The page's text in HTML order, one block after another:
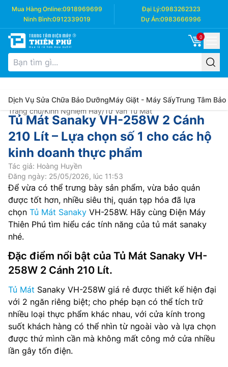
Mua Hàng Online:0918969699 Đại Lý:0983262323
Ninh Bình:0912339019 Dự Án:0983666996
0
Dịch Vụ Sửa Chữa Bảo DưỡngMáy Giặt - Máy SấyTrung Tâm Bảo
Trang chủ/Kinh Nghiệm Hay/Tư Vấn Tủ Mát
Tủ Mát Sanaky VH-258W 2 Cánh
210 Lít – Lựa chọn số 1 cho các hộ
kinh doanh thực phẩm
Tác giả: Hoàng Huyền
Đăng ngày: 25/05/2026, lúc 11:53
Để vừa có thể trưng bày sản phẩm, vừa bảo quản
được tốt hơn, nhiều siêu thị, quán tạp hóa đã lựa
chọn Tủ Mát Sanaky VH-258W. Hãy cùng Điện Máy
Thiên Phú tìm hiểu các tính năng của tủ mát sanaky
nhé.
Đặc điểm nổi bật của Tủ Mát Sanaky VH-
258W 2 Cánh 210 Lít.
Tủ Mát Sanaky VH-258W giá rẻ được thiết kế hiện đại
với 2 ngăn riêng biệt; cho phép bạn có thể tích trữ
nhiều loại thực phẩm khác nhau, với cửa kính trong
suốt khách hàng có thể nhìn từ ngoài vào và lựa chọn
được thứ mình cần mà không mất công mở cửa nhiều
lần gây tốn điện.